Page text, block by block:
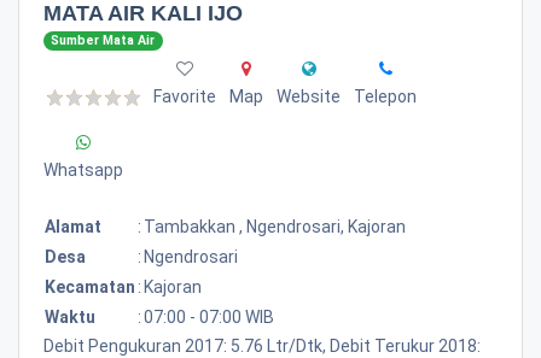
MATA AIR KALI IJO
Sumber Mata Air
Favorite Map Website Telepon
Whatsapp
Alamat : Tambakkan , Ngendrosari, Kajoran
Desa
: Ngendrosari
Kecamatan : Kajoran
Waktu
:07:00 - 07:00 WIB
Debit Pengukuran 2017: 5.76 Ltr/Dtk, Debit Terukur 2018: